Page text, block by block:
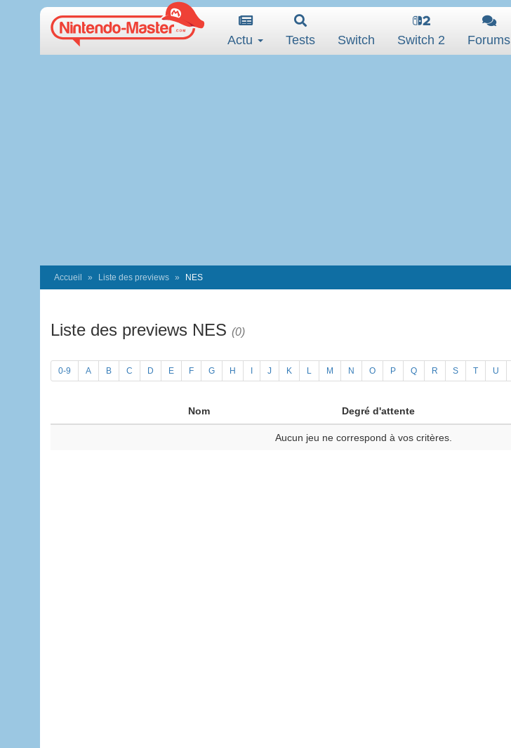
Actu Tests Switch Switch 2 Forums
Accueil Liste des previews NES
Liste des previews NES (0)
0-9 A B C D E F G H J K L M N O P Q R S T U
Nom Degré d'attente
Aucun jeu ne correspond à vos critères.